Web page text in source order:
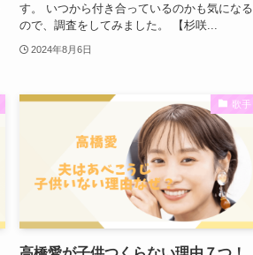
す。 いつから付き合っているのかも気になる
ので、調査をしてみました。 【杉咲...
2024年8月6日
歌手